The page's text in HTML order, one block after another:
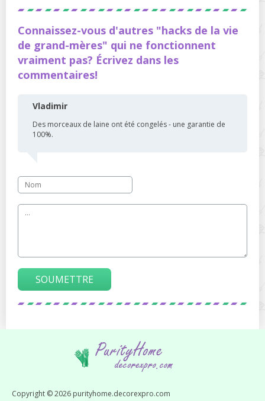
Connaissez-vous d'autres "hacks de la vie
de grand-mères" qui ne fonctionnent
vraiment pas? Écrivez dans les
commentaires!
Vladimir
Des morceaux de laine ont été congelés - une garantie de
100%.
SOUMETTRE
Copyright © 2026 purityhome.decorexpro.com